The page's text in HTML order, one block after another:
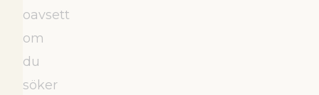
oavsett
om
du
söker